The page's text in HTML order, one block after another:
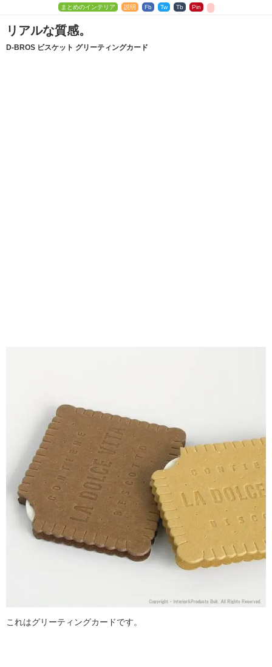
まとめのインテリア 説明 Fb Tw Tb Pin
リアルな質感。
D-BROS ビスケット グリーティングカード
これはグリーティングカードです。